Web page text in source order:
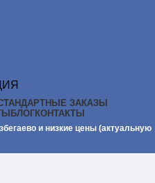
ЗАКАЗЫ
БЛОГКОНТАКТЫ
и низкие цены (актуальную